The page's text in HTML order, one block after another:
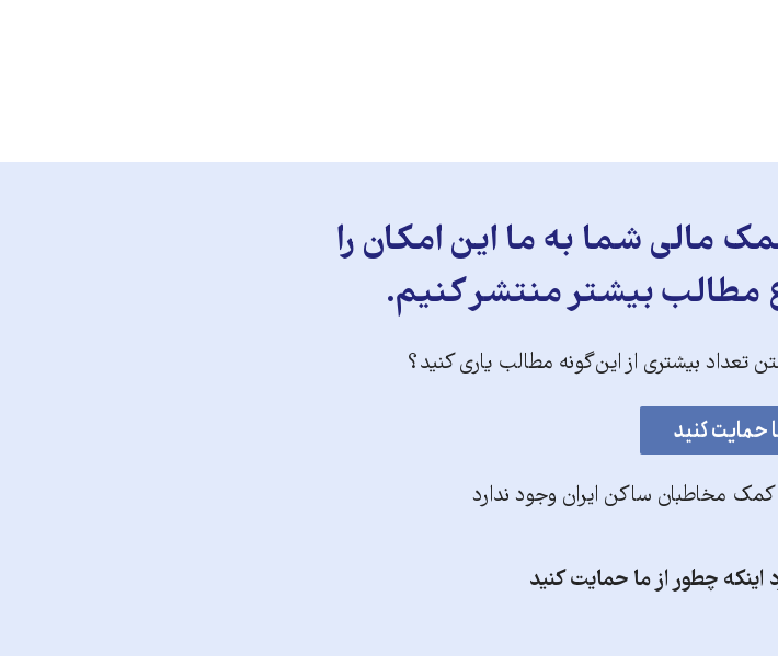
مالی شما به ما این امکان را
مطالب بیشتر منتشر کنیم.
تعداد بیشتری از این‌گونه مطالب یاری کنید؟
مخاطبان ساکن ایران وجود ندارد
اینکه چطور از ما حمایت کنید